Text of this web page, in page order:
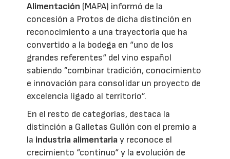
Alimentación (MAPA) informó de la
concesión a Protos de dicha distinción en
reconocimiento a una trayectoria que ha
convertido a la bodega en “uno de los
grandes referentes“ del vino español
sabiendo ”combinar tradición, conocimiento
e innovación para consolidar un proyecto de
excelencia ligado al territorio”.
En el resto de categorías, destaca la
distinción a Galletas Gullón con el premio a
la industria alimentariay reconoce el
crecimiento “continuo“ y la evolución de